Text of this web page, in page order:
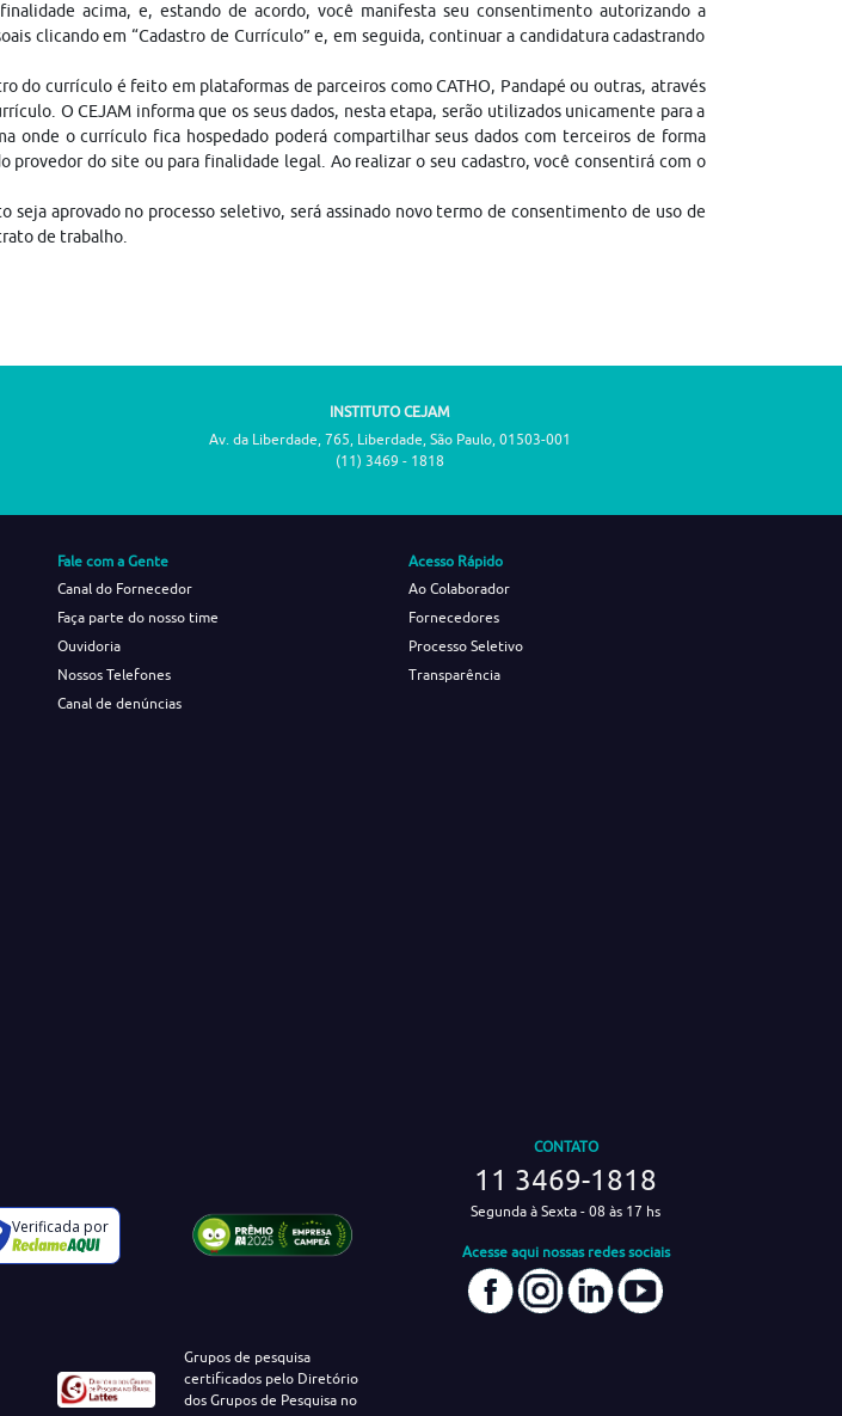
acima, e, estando de acordo, você manifesta seu consentimento autorizando a
clicando em “Cadastro de Currículo” e, em seguida, continuar a candidatura cadastrando
do currículo é feito em plataformas de parceiros como CATHO, Pandapé ou outras, através
O CEJAM informa que os seus dados, nesta etapa, serão utilizados unicamente para a
onde o currículo fica hospedado poderá compartilhar seus dados com terceiros de forma
provedor do site ou para finalidade legal. Ao realizar o seu cadastro, você consentirá com o
seja aprovado no processo seletivo, será assinado novo termo de consentimento de uso de
de trabalho.
INSTITUTO CEJAM
Av. da Liberdade, 765, Liberdade, São Paulo, 01503-001
(11) 3469 - 1818
Fale com a Gente
Canal do Fornecedor
Faça parte do nosso time
Ouvidoria
Nossos Telefones
Canal de denúncias
Acesso Rápido
Ao Colaborador
Fornecedores
Processo Seletivo
Transparência
Verificada por
CONTATO
11 3469-1818
Segunda à Sexta - 08 às 17 hs
Acesse aqui nossas redes sociais
Grupos de pesquisa
certificados pelo Diretório
dos Grupos de Pesquisa no